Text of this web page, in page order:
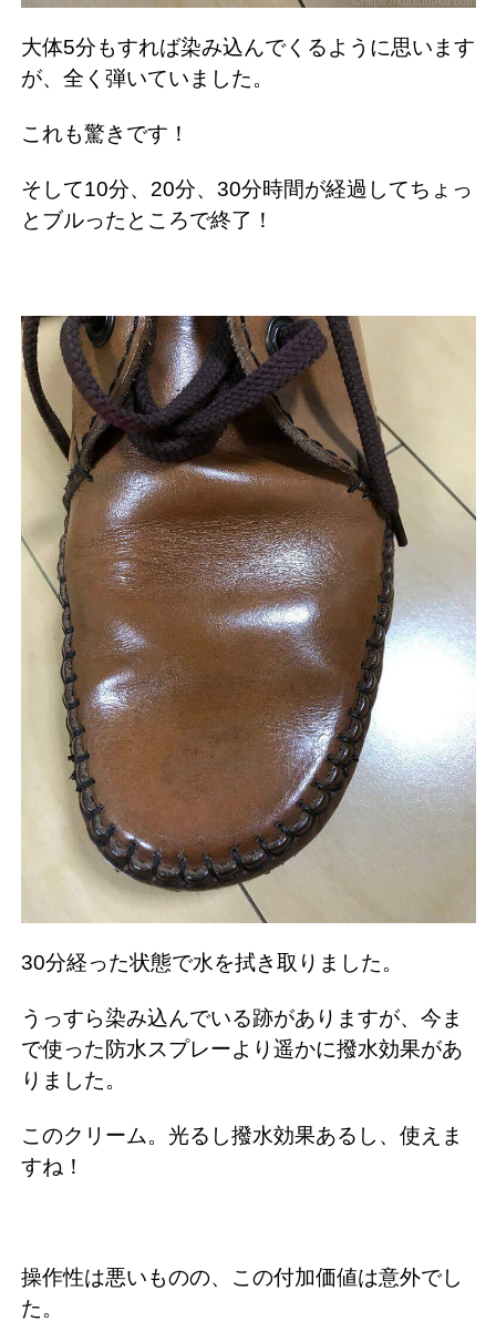
大体5分もすれば染み込んでくるように思います
が、全く弾いていました。
これも驚きです！
そして10分、20分、30分時間が経過してちょっ
とブルったところで終了！
30分経った状態で水を拭き取りました。
うっすら染み込んでいる跡がありますが、今ま
で使った防水スプレーより遥かに撥水効果があ
りました。
このクリーム。光るし撥水効果あるし、使えま
すね！
操作性は悪いものの、この付加価値は意外でし
た。